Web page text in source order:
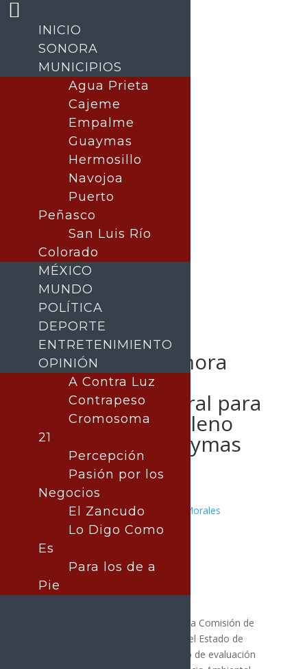
Buscar
Gobierno de Sonora
otorga Licencia
Ambiental Integral para
operación de relleno
sanitario en Guaymas
Publicado por:Juan Antonio Pérez Morales
Guaymas
16 octubre, 2025
El Gobierno de Sonora, a través de la Comisión de
Ecología y Desarrollo Sustentable del Estado de
Sonora (CEDES), culminó el proceso de evaluación
INICIO
SONORA
MUNICIPIOS
Agua Prieta
Cajeme
Empalme
Guaymas
Hermosillo
Navojoa
Puerto
Peñasco
San Luis Río
Colorado
MÉXICO
MUNDO
POLÍTICA
DEPORTE
ENTRETENIMIENTO
OPINIÓN
A Contra Luz
Contrapeso
Cromosoma
21
Percepción
Pasión por los
Negocios
El Zancudo
Lo Digo Como
Es
Para los de a
Pie